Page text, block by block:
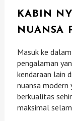
KABIN
NUANSA
Masuk ke
pengalaman
kendaraan lain
nuansa modern
berkualitas
maksimal